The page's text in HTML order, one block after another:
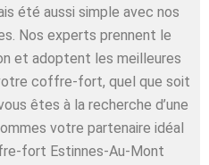
été aussi simple avec nos
Nos experts prennent le
et adoptent les meilleures
coffre-fort, quel que soit
êtes à la recherche d’une
votre partenaire idéal
fort Estinnes-Au-Mont